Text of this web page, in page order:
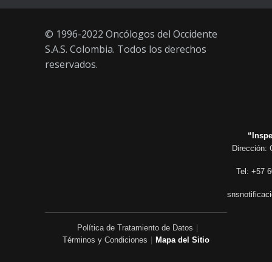
© 1996-2022 Oncólogos del Occidente
S.A.S. Colombia. Todos los derechos
reservados.
Dirección:
Tel: +57
Política de Tratamiento de Datos
Términos y Condiciones
Mapa del Sitio